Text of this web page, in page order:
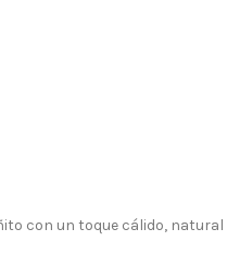
con un toque cálido, natural